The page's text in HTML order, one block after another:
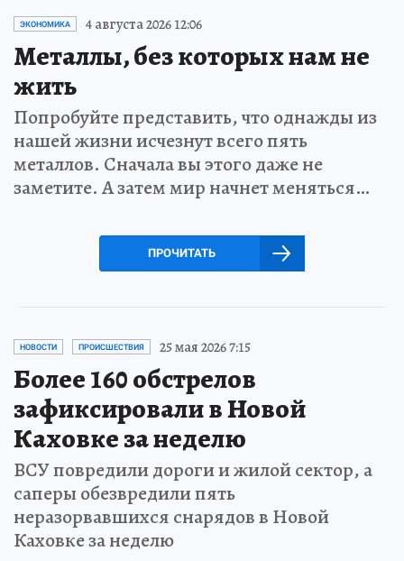
ЭКОНОМИКА 4 августа 2026 12:06
Металлы, без которых нам не
жить
Попробуйте представить, что однажды из
нашей жизни исчезнут всего пять
металлов. Сначала вы этого даже не
заметите. А затем мир начнет меняться…
ПРОЧИТАТЬ
НОВОСТИ ПРОИСШЕСТВИЯ 25 мая 2026 7:15
Более 160 обстрелов
зафиксировали в Новой
Каховке за неделю
ВСУ повредили дороги и жилой сектор, а
саперы обезвредили пять
неразорвавшихся снарядов в Новой
Каховке за неделю